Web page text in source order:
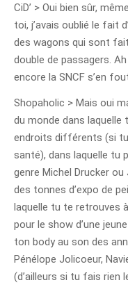
CiD’ > Oui bien sûr,
toi, j’avais oublié le fait
des wagons qui sont
double de passagers.
encore la SNCF s’en
Shopaholic > Mais oui
du monde dans
endroits différents (si
santé), dans laquelle tu
genre Michel Drucker
des tonnes d’expo de
laquelle tu te retrouves
pour le show d’une
ton body au son des
Pénélope Jolicoeur,
(d’ailleurs si tu fais rien